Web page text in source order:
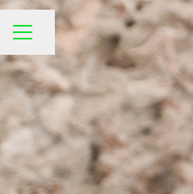
MENIU CARIERE
Distribuie pagina